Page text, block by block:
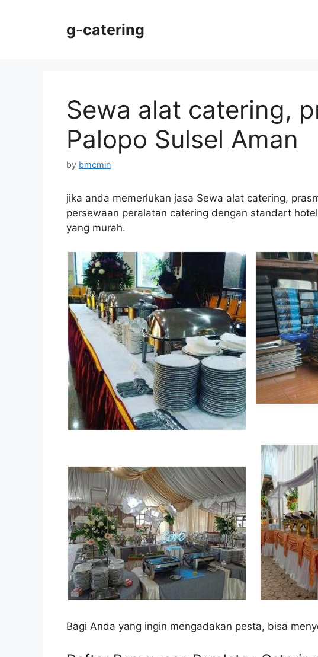
g-catering
Sewa alat catering,
Palopo Sulsel Aman
by bmcmin
jika anda memerlukan jasa Sewa alat catering,
persewaan peralatan catering dengan standart
yang murah.
Bagi Anda yang ingin mengadakan pesta, bisa